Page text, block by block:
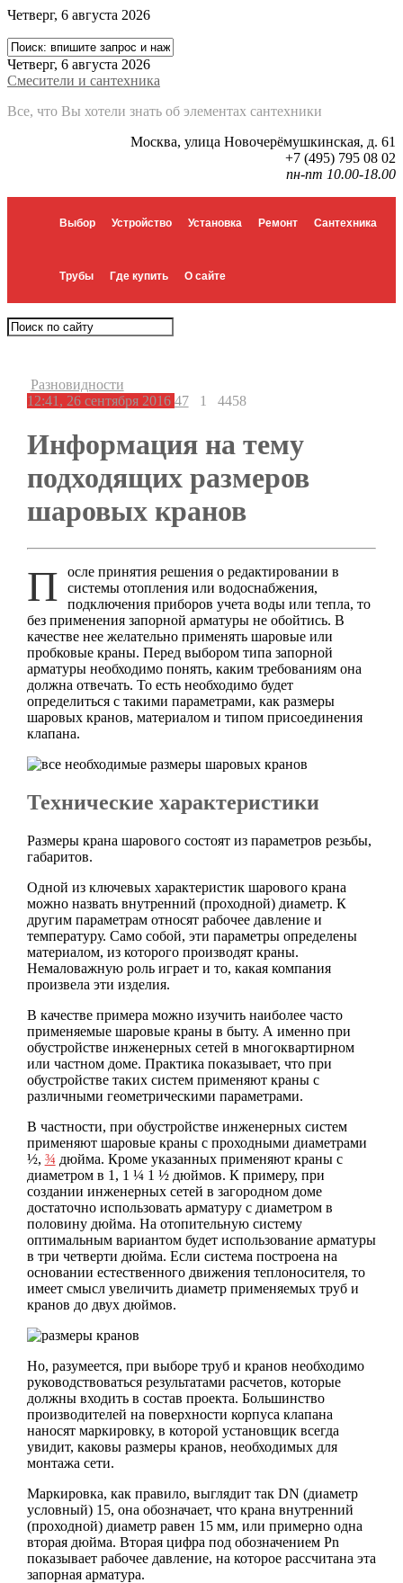
Четверг, 6 августа 2026
Четверг, 6 августа 2026
Смесители и сантехника
Все, что Вы хотели знать об элементах сантехники
Москва, улица Новочерёмушкинская, д. 61
+7 (495) 795 08 02
пн-пт 10.00-18.00
Выбор Устройство Установка Ремонт Сантехника
Трубы Где купить О сайте
Разновидности
12:41, 26 сентября 2016 47 1 4458
Информация на тему
подходящих размеров
шаровых кранов
После принятия решения о редактировании в
системы отопления или водоснабжения,
подключения приборов учета воды или тепла, то
без применения запорной арматуры не обойтись. В
качестве нее желательно применять шаровые или
пробковые краны. Перед выбором типа запорной
арматуры необходимо понять, каким требованиям она
должна отвечать. То есть необходимо будет
определиться с такими параметрами, как размеры
шаровых кранов, материалом и типом присоединения
клапана.
Технические характеристики
Размеры крана шарового состоят из параметров резьбы,
габаритов.
Одной из ключевых характеристик шарового крана
можно назвать внутренний (проходной) диаметр. К
другим параметрам относят рабочее давление и
температуру. Само собой, эти параметры определены
материалом, из которого производят краны.
Немаловажную роль играет и то, какая компания
произвела эти изделия.
В качестве примера можно изучить наиболее часто
применяемые шаровые краны в быту. А именно при
обустройстве инженерных сетей в многоквартирном
или частном доме. Практика показывает, что при
обустройстве таких систем применяют краны с
различными геометрическими параметрами.
В частности, при обустройстве инженерных систем
применяют шаровые краны с проходными диаметрами
½, ¾ дюйма. Кроме указанных применяют краны с
диаметром в 1, 1 ¼ 1 ½ дюймов. К примеру, при
создании инженерных сетей в загородном доме
достаточно использовать арматуру с диаметром в
половину дюйма. На отопительную систему
оптимальным вариантом будет использование арматуры
в три четверти дюйма. Если система построена на
основании естественного движения теплоносителя, то
имеет смысл увеличить диаметр применяемых труб и
кранов до двух дюймов.
Но, разумеется, при выборе труб и кранов необходимо
руководствоваться результатами расчетов, которые
должны входить в состав проекта. Большинство
производителей на поверхности корпуса клапана
наносят маркировку, в которой установщик всегда
увидит, каковы размеры кранов, необходимых для
монтажа сети.
Маркировка, как правило, выглядит так DN (диаметр
условный) 15, она обозначает, что крана внутренний
(проходной) диаметр равен 15 мм, или примерно одна
вторая дюйма. Вторая цифра под обозначением Pn
показывает рабочее давление, на которое рассчитана эта
запорная арматура.